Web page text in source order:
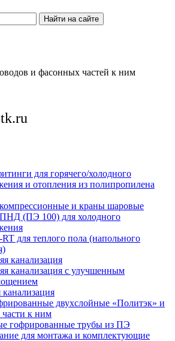
Найти на сайте
и фасонных частей к ним
для горячего/холодного
и отопления из полипропилена
и краны шаровые
(ПЭ 100) для холодного
для теплого пола (напольного
канализация
канализация с улучшенным
двухслойные «Политэк» и
к ним
гофрированные трубы из ПЭ
для монтажа и комплектующие